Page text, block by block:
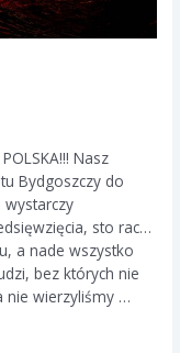
Nasz
Bydgoszczy do
wystarczy
sto rac…
a nade wszystko
bez których nie
nie wierzyliśmy …